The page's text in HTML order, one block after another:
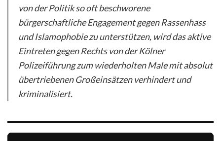
von der Politik so oft beschworene
bürgerschaftliche Engagement gegen Rassenhass
und Islamophobie zu unterstützen, wird das aktive
Eintreten gegen Rechts von der Kölner
Polizeiführung zum wiederholten Male mit absolut
übertriebenen Großeinsätzen verhindert und
kriminalisiert.